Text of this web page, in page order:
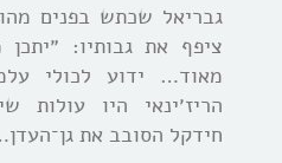
גבריאל שכתש בפנים
ציפף את גבותיו: ״יתכן
מאוד… ידוע לכולי
הריז׳ינאי היו עולות
חידקל הסובב את